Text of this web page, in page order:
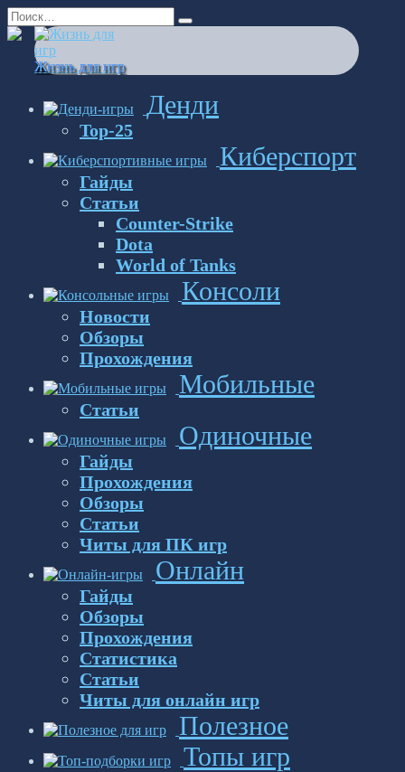
Перейти
к
содержанию
Search
for:
Жизнь для игр
Денди
Top-25
Киберспорт
Гайды
Статьи
Counter-Strike
Dota
World of Tanks
Консоли
Новости
Обзоры
Прохождения
Мобильные
Статьи
Одиночные
Гайды
Прохождения
Обзоры
Статьи
Читы для ПК игр
Онлайн
Гайды
Обзоры
Прохождения
Статистика
Статьи
Читы для онлайн игр
Полезное
Топы игр